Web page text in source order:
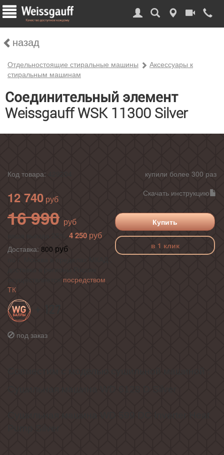
назад
Отдельностоящие стиральные машины
Аксессуары к
стиральным машинам
Соединительный элемент
Weissgauff WSK 11300 Silver
Код товара:
12 740
16 990
4 250
Доставка: 800
посредством
ТК
под заказ
купили более 300 раз
Скачать инструкцию
Купить
в 1 клик